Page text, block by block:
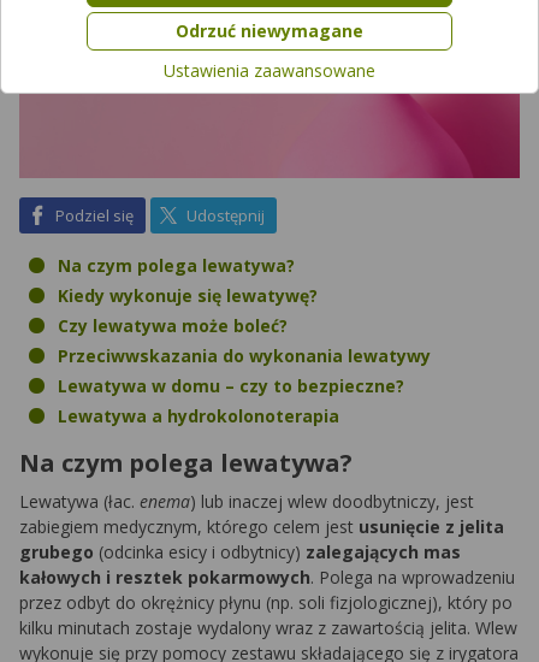
Podziel sięna FacebookUdostępnij
Na czym polega lewatywa?
Kiedy wykonuje się lewatywę?
Czy lewatywa może boleć?
Przeciwwskazania do wykonania lewatywy
Lewatywa w domu – czy to bezpieczne?
Lewatywa a hydrokolonoterapia
Na czym polega lewatywa?
Lewatywa (łac. enema) lub inaczej wlew doodbytniczy, jest
zabiegiem medycznym, którego celem jest usunięcie z jelita
grubego (odcinka esicy i odbytnicy) zalegających mas
kałowych i resztek pokarmowych. Polega na wprowadzeniu
przez odbyt do okrężnicy płynu (np. soli fizjologicznej), który po
kilku minutach zostaje wydalony wraz z zawartością jelita. Wlew
wykonuje się przy pomocy zestawu składającego się z irygatora
zgodę możesz w każdej chwili cofnąć, możesz też wycofać
zgodę na przetwarzanie Twoich danych tylko w niektórych
celach. Jeżeli chcesz dowiedzieć się więcej lub chcesz
przeprowadzić konfigurację szczegółową, to możesz tego
Serwisu.
Odrzuć niewymagane
Ustawienia zaawansowane